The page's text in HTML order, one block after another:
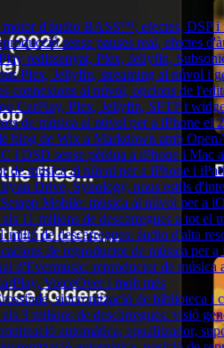
d'àudio BASS™, efectes, DSP i
sense pauses real, efectes
redissenyat, Plex, Jellyfin,
Plex, Jellyfin, streaming al núvol i
connexions al núvol, opcions de
CarPlay, Plex, Jellyfin, SFTP i
de música al núvol per a iPhone el
blog de Wix a Markdown amb
i DSD sense pèrdua a iPhone i Mac
de música al núvol per a iPhone i iPad
Drive, Synology, nous estils
Mobile: música al núvol per a
11 milions de descàrregues a tot el
milió de descàrregues: àudio d'alta
de reproductor de música per a
d'Evermusic: reproductor de música
VoiceOver i molt més
sincronització de biblioteca i
3 milions de descàrregues: visió
automàtica, equalitzador,